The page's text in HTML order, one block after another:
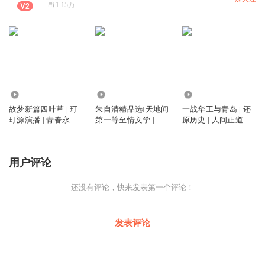
1.15万
故梦新篇四叶草 | 玎
玎源演播 | 青春永不
朱自清精品选‖天地间
第一等至情文学 | 玎
一战华工与青岛 | 还
原历史 | 人间正道是
用户评论
还没有评论，快来发表第一个评论！
发表评论